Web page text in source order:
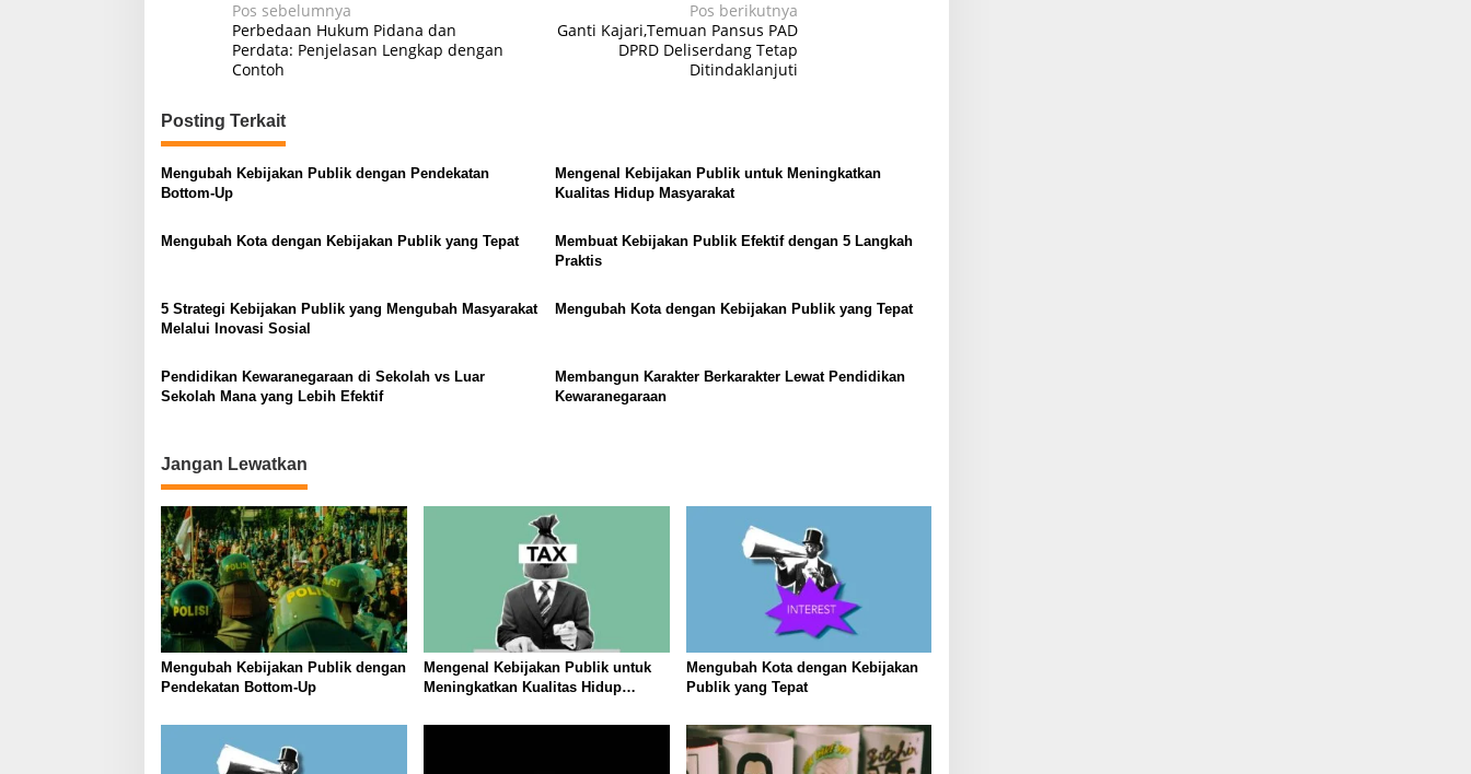
N
a
v
i
g
a
s
i
s
Pos sebelumnya
Perbedaan Hukum Pidana dan
Perdata: Penjelasan Lengkap dengan
Contoh
Pos berikutnya
Ganti Kajari,Temuan Pansus PAD
DPRD Deliserdang Tetap
Ditindaklanjuti
Posting Terkait
Mengubah Kebijakan Publik dengan Pendekatan
Bottom-Up
Mengenal Kebijakan Publik untuk Meningkatkan
Kualitas Hidup Masyarakat
Mengubah Kota dengan Kebijakan Publik yang Tepat
Membuat Kebijakan Publik Efektif dengan 5 Langkah
Praktis
5 Strategi Kebijakan Publik yang Mengubah Masyarakat
Melalui Inovasi Sosial
Mengubah Kota dengan Kebijakan Publik yang Tepat
Pendidikan Kewaranegaraan di Sekolah vs Luar
Sekolah Mana yang Lebih Efektif
Membangun Karakter Berkarakter Lewat Pendidikan
Kewaranegaraan
Jangan Lewatkan
Mengubah Kebijakan Publik dengan
Pendekatan Bottom-Up
Mengenal Kebijakan Publik untuk
Meningkatkan Kualitas Hidup
Mengubah Kota dengan Kebijakan
Publik yang Tepat